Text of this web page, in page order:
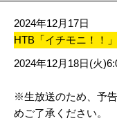
2024年12月17日
HTB「イチモニ！！
2024年12月18日(火
※生放送のため、予
めご了承ください。